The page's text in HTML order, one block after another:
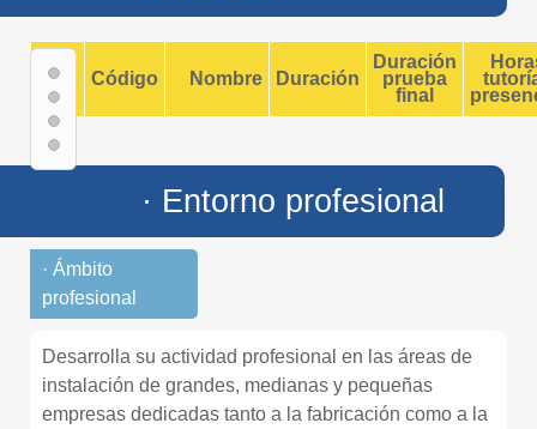
Tipo Código Nombre Duración
Duración
prueba
final
· Entorno profesional
· Ámbito
profesional
Desarrolla su actividad profesional en las áreas de
instalación de grandes, medianas y pequeñas
empresas dedicadas tanto a la fabricación como a la